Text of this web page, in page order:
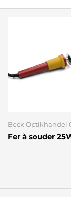
Beck Optikhandel
Fer à souder